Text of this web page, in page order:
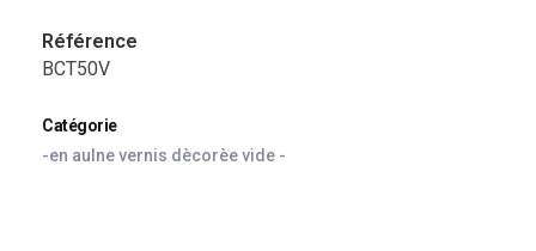
Référence
BCT50V
Catégorie
-en aulne vernis dècorèe vide -